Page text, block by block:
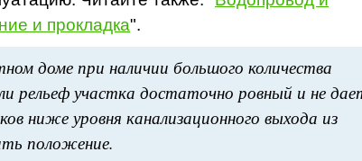
и прокладка".
доме при наличии большого количества
рельеф участка достаточно ровный и не
ниже уровня канализационного выхода из
положение.